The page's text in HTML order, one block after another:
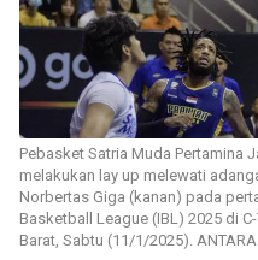
Pebasket Satria Muda Pertamina
melakukan lay up melewati
Norbertas Giga (kanan) pada
Basketball League (IBL) 2025 di
Barat, Sabtu (11/1/2025).